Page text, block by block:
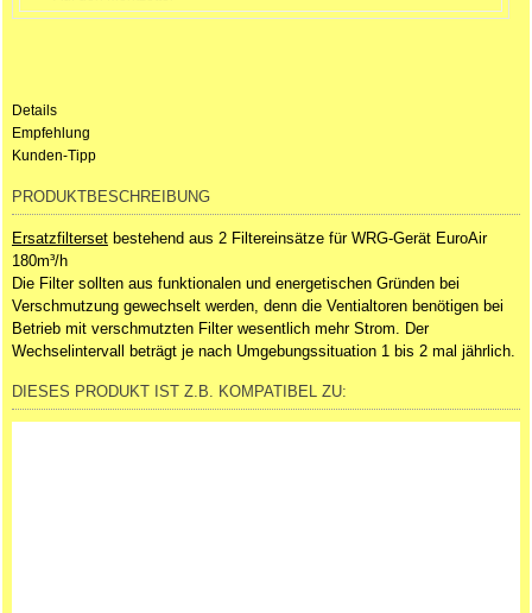
Details
Empfehlung
Kunden-Tipp
PRODUKTBESCHREIBUNG
Ersatzfilterset bestehend aus 2 Filtereinsätze für WRG-Gerät EuroAir
180m³/h
Die Filter sollten aus funktionalen und energetischen Gründen bei
Verschmutzung gewechselt werden, denn die Ventialtoren benötigen bei
Betrieb mit verschmutzten Filter wesentlich mehr Strom. Der
Wechselintervall beträgt je nach Umgebungssituation 1 bis 2 mal jährlich.
DIESES PRODUKT IST Z.B. KOMPATIBEL ZU: